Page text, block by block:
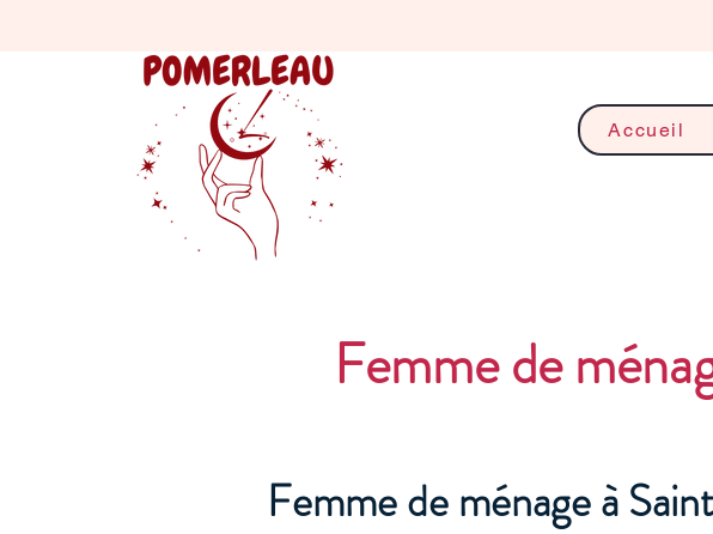
Accueil
Femme de
Femme de ménage à